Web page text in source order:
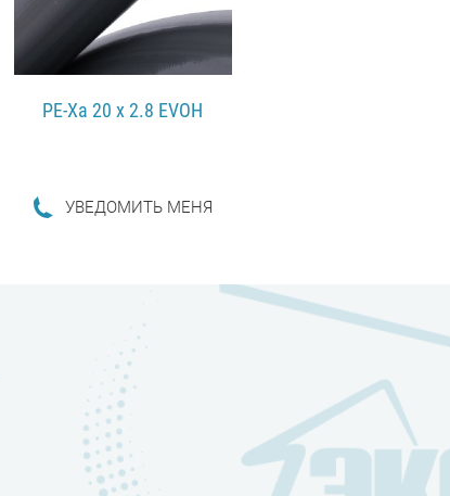
PE-Xa 20 x 2.8 EVOH
УВЕДОМИТЬ МЕНЯ